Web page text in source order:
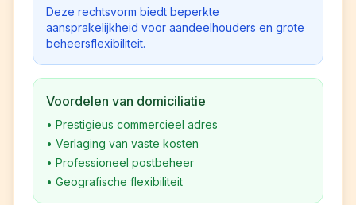
Deze rechtsvorm biedt beperkte
aansprakelijkheid voor aandeelhouders en grote
beheersflexibiliteit.
Voordelen van domiciliatie
• Prestigieus commercieel adres
• Verlaging van vaste kosten
• Professioneel postbeheer
• Geografische flexibiliteit